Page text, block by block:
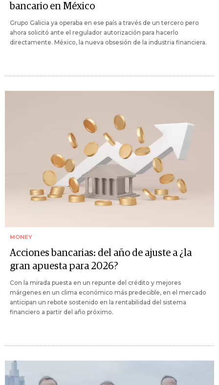
bancario en México
Grupo Galicia ya operaba en ese país a través de un tercero pero
ahora solicitó ante el regulador autorización para hacerlo
directamente. México, la nueva obsesión de la industria financiera.
MONEY
Acciones bancarias: del año de ajuste a ¿la
gran apuesta para 2026?
Con la mirada puesta en un repunte del crédito y mejores
márgenes en un clima económico más predecible, en el mercado
anticipan un rebote sostenido en la rentabilidad del sistema
financiero a partir del año próximo.